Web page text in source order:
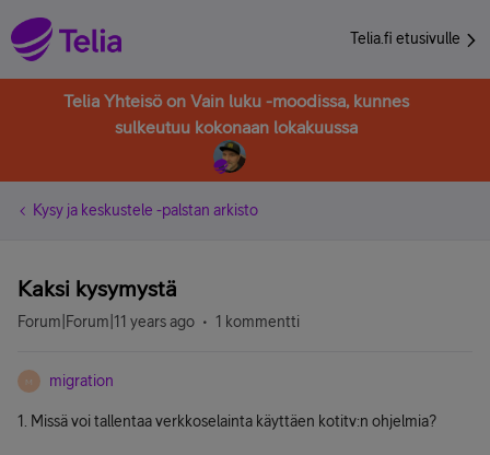
Telia.fi etusivulle
Telia Yhteisö on Vain luku -moodissa, kunnes
sulkeutuu kokonaan lokakuussa
Kysy ja keskustele -palstan arkisto
Kaksi kysymystä
Forum|Forum|11 years ago 1 kommentti
M migration
1. Missä voi tallentaa verkkoselainta käyttäen kotitv:n ohjelmia?